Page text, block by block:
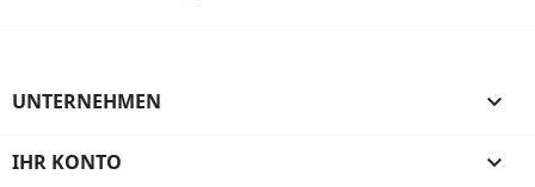
UNTERNEHMEN 
IHR KONTO 